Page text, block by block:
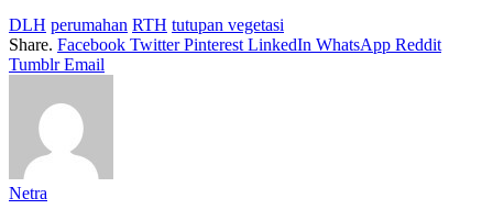
DLH perumahan RTH tutupan vegetasi
Share. Facebook Twitter Pinterest LinkedIn WhatsApp Reddit
Tumblr Email
Netra